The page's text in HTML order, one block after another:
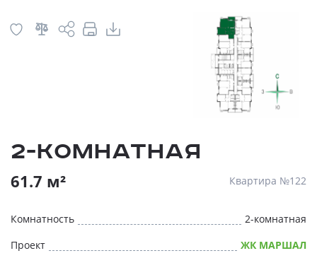
2-комнатная
61.7 м² Квартира №122
Комнатность
2-комнатная
Проект
ЖК МАРШАЛ